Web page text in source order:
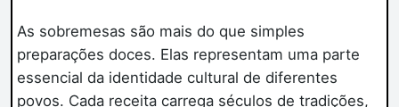
As sobremesas são mais do que simples
preparações doces. Elas representam uma parte
essencial da identidade cultural de diferentes
povos. Cada receita carrega séculos de tradições,